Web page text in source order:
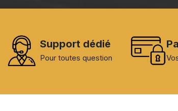
Support dédié
Pour toutes question